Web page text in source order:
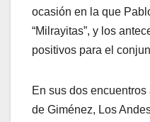
ocasión en la que
“Milrayitas”, y los
positivos para el
En sus dos
de Giménez, Los